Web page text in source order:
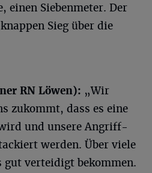
einen Siebenmeter. Der
Sieg über die
RN Löwen): „Wir
zukommt, dass es eine
und unsere Angriff-
werden. Über viele
gut verteidigt bekommen.